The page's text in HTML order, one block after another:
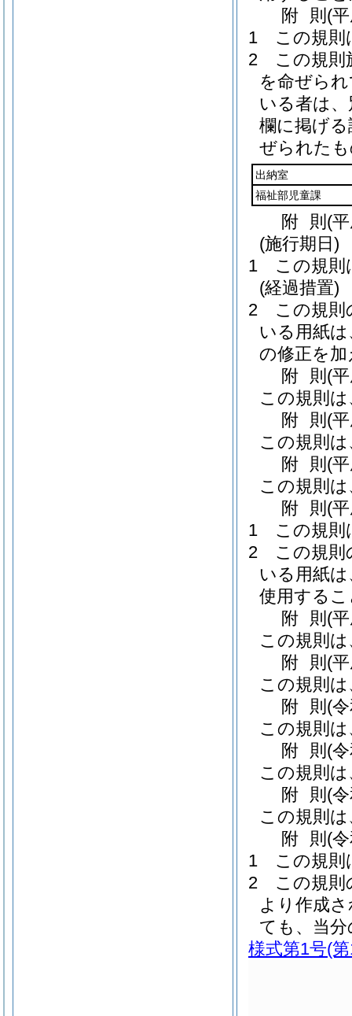
附 則 (
1
この規則
2
この規則
を命ぜら
いる者は
欄に掲げ
ぜられた
出納室
福祉部児童課
附 則 (
(施行期日)
1
この規則
(経過措置)
2
この規則
いる用紙
の修正を
附 則 (
この規則
附 則 (
この規則
附 則 (
この規則
附 則 (
1
この規則
2
この規則
いる用紙
使用する
附 則 (
この規則
附 則 (
この規則
附 則 (
この規則
附 則 (
この規則
附 則 (
この規則
附 則 (
1
この規則
2
この規則
より作成
ても、当
様式第1号(